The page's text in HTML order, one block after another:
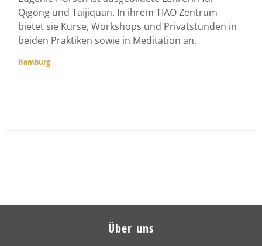
Qigong und Taijiquan. In ihrem TIAO Zentrum
bietet sie Kurse, Workshops und Privatstunden in
beiden Praktiken sowie in Meditation an.
Hamburg
Über uns